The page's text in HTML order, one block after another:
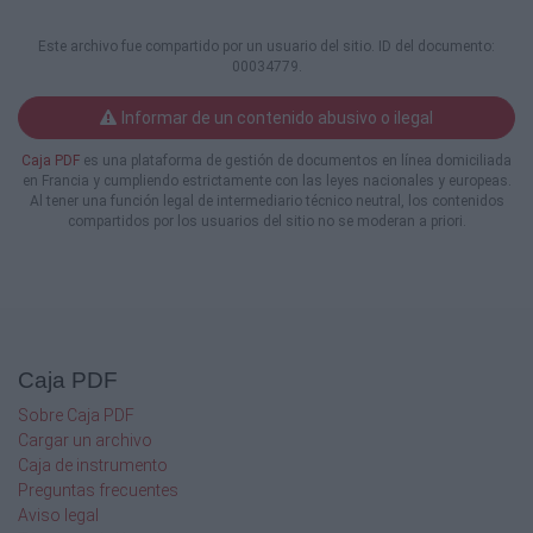
recurrido ante el Juzgado de lo Contencioso
Administrativo por el interesado.
En segundo lugar, ruega el portavoz de
ADEIZA, que se corrija la situación
sobre la existencia de agua en los
alrededores del Obelisco Miliario de la
"Avenida".
En tercer lugar, se refiere a las obras en Caja
En cuarto lugar, denuncia el Sr. Mateos
Rodríguez, la situación del
monumento al profesor Sardá, poniendo de
manifiesto que no existe indicación sobre
la persona que representa.
Por último, se interesa el portavoz de ADEIZA,
Este archivo fue compartido por un usuario del sitio. ID del documento:
00034779.
Informar de un contenido abusivo o ilegal
Caja PDF es una plataforma de gestión de documentos en línea domiciliada
en Francia y cumpliendo estrictamente con las leyes nacionales y europeas.
Al tener una función legal de intermediario técnico neutral, los contenidos
compartidos por los usuarios del sitio no se moderan a priori.
Caja PDF
Sobre Caja PDF
Cargar un archivo
Caja de instrumento
Preguntas frecuentes
Aviso legal